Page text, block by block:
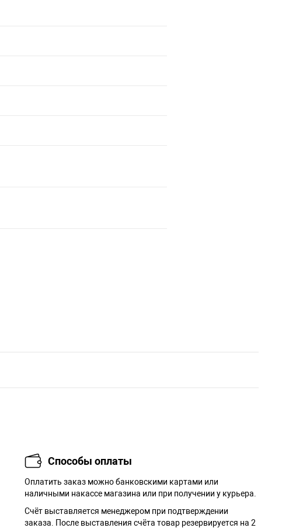
Способы оплаты
Оплатить заказ можно банковскими картами или
наличными накассе магазина или при получении у курьера.
Cчёт выставляется менеджером при подтверждении
заказа. После выставления счёта товар резервируется на 2